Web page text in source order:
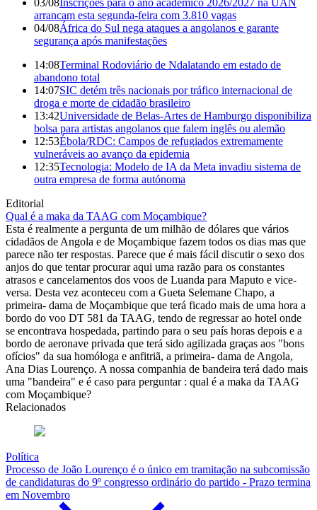
03/08 Inscrições para o ano académico 2026/2027 na UAN
arrancam esta segunda-feira com 3.810 vagas
04/08África do Sul nega ataques a angolanos e garante
segurança após manifestações
14:08Terminal Rodoviário de Ndalatando em estado de
abandono total
14:07SIC detém três nacionais por tráfico internacional de
droga e morte de cidadão brasileiro
13:42Universidade de Belas-Artes de Hamburgo disponibiliza
bolsa para artistas angolanos que falem inglês ou alemão
12:53Ébola/RDC: Campos de refugiados extremamente
vulneráveis ao avanço da epidemia
12:35Tecnologia: Modelo de IA da Meta invadiu sistema de
outra empresa de forma autónoma
Editorial
Qual é a maka da TAAG com Moçambique?
Esta é realmente a pergunta de um milhão de dólares que vários
cidadãos de Angola e de Moçambique fazem todos os dias mas que
parece não ter respostas. Parece que é mais fácil discutir o sexo dos
anjos do que tentar procurar aqui uma razão para os constantes
atrasos e cancelamentos dos voos de Luanda para Maputo e vice-
versa. Desta vez aconteceu com a Gueta Selemane Chapo, a
primeira- dama de Moçambique que terá ficado mais de uma hora a
bordo do voo DT 581 da TAAG, tendo de regressar ao hotel onde
se encontrava hospedada, partindo para o seu país horas depois e a
bordo de aeronave privada que terá sido agilizada graças aos "bons
ofícios" da sua homóloga e anfitriã, a primeira- dama de Angola,
Ana Dias Lourenço. A nossa companhia de bandeira terá dado mais
uma "bandeira" e é caso para perguntar : qual é a maka da TAAG
com Moçambique?
Relacionados
Política
Processo de João Lourenço é o único em tramitação na subcomissão
de candidaturas do 9º congresso ordinário do partido - Prazo termina
em Novembro